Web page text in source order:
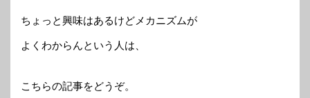
ちょっと興味はあるけどメカニズムが
よくわからんという人は、
こちらの記事をどうぞ。